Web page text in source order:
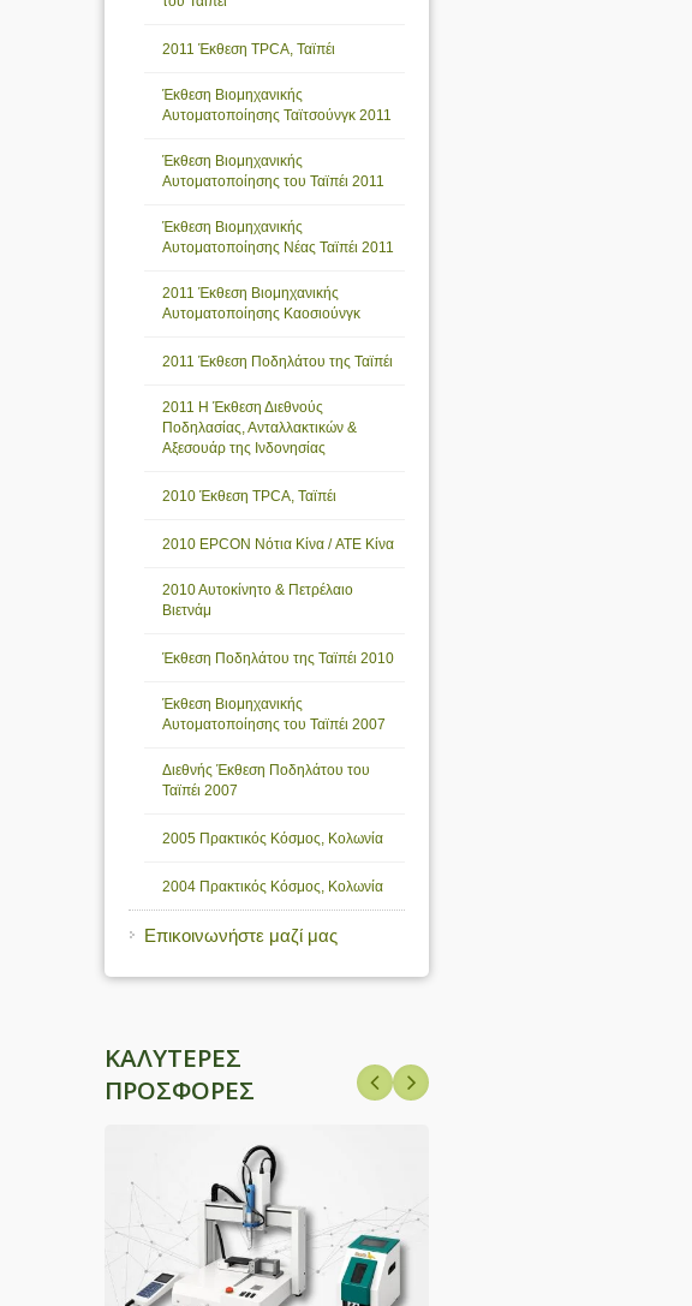
2011 Έκθεση TPCA, Ταϊπέι
Έκθεση Βιομηχανικής
Αυτοματοποίησης Ταϊτσούνγκ 2011
Έκθεση Βιομηχανικής
Αυτοματοποίησης του Ταϊπέι 2011
Έκθεση Βιομηχανικής
Αυτοματοποίησης Νέας Ταϊπέι 2011
2011 Έκθεση Βιομηχανικής
Αυτοματοποίησης Καοσιούνγκ
2011 Έκθεση Ποδηλάτου της Ταϊπέι
2011 Η Έκθεση Διεθνούς
Ποδηλασίας, Ανταλλακτικών &
Αξεσουάρ της Ινδονησίας
2010 Έκθεση TPCA, Ταϊπέι
2010 EPCON Νότια Κίνα / ATE Κίνα
2010 Αυτοκίνητο & Πετρέλαιο
Βιετνάμ
Έκθεση Ποδηλάτου της Ταϊπέι 2010
Έκθεση Βιομηχανικής
Αυτοματοποίησης του Ταϊπέι 2007
Διεθνής Έκθεση Ποδηλάτου του
Ταϊπέι 2007
2005 Πρακτικός Κόσμος, Κολωνία
2004 Πρακτικός Κόσμος, Κολωνία
Επικοινωνήστε μαζί μας
ΚΑΛΎΤΕΡΕΣ
ΠΡΟΣΦΟΡΈΣ